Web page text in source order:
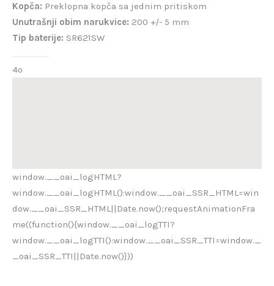
Kopča: Preklopna kopča sa jednim pritiskom
Unutrašnji obim narukvice: 200 +/- 5 mm
Tip baterije: SR621SW
4o
window.__oai_logHTML?
window.__oai_logHTML():window.__oai_SSR_HTML=win
dow.__oai_SSR_HTML||Date.now();requestAnimationFra
me((function(){window.__oai_logTTI?
window.__oai_logTTI():window.__oai_SSR_TTI=window._
_oai_SSR_TTI||Date.now()}))